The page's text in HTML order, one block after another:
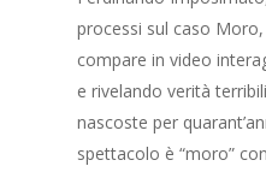
processi sul caso
compare in video
e rivelando verità
nascoste per
spettacolo è “moro”